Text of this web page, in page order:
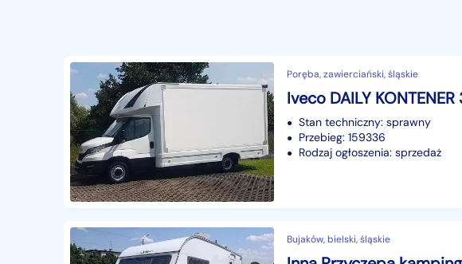
Poręba, zawierciański, śląskie
Stan techniczny: sprawny
Przebieg: 159336
Rodzaj ogłoszenia: sprzedaż
Bujaków, bielski, śląskie